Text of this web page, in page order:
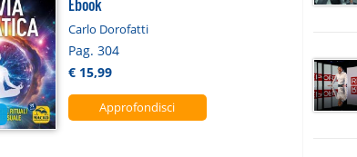
Ebook
Carlo Dorofatti
Pag. 304
€ 15,99
Approfondisci